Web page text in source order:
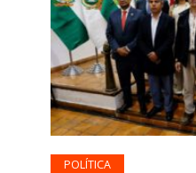
POLÍTICA